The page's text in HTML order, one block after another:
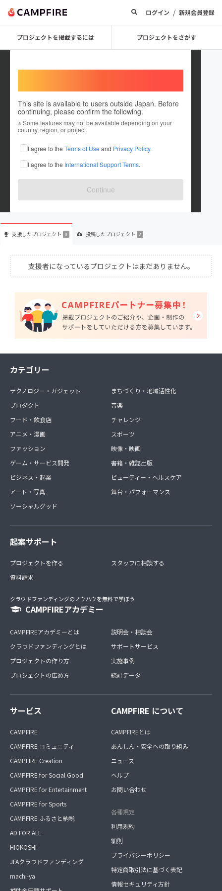
ログイン / 新規会員登録
プロジェクトを掲載するには プロジェクトをさがす
This site is available to users outside Japan. Before
continuing, please confirm the following.
※ Some features may not be available depending on your
country, region, or project.
I agree to the Terms of Use and Privacy Policy.
I agree to the International Support Terms.
Continue
hamachiku
これまでに2件のプロジェクトを投稿しています
在住国：日本 現在地：島根県
出身国：日本 出身地：島根県
島根県浜田市の水産加工会社はまちくの三代目です。
支援したプロジェクト 0 投稿したプロジェクト 2
支援者になっているプロジェクトはまだありません。
カテゴリー
テクノロジー・ガジェット
プロダクト
フード・飲食店
アニメ・漫画
ファッション
ゲーム・サービス開発
ビジネス・起業
アート・写真
ソーシャルグッド
まちづくり・地域活性化
音楽
チャレンジ
スポーツ
映像・映画
書籍・雑誌出版
ビューティー・ヘルスケア
舞台・パフォーマンス
起案サポート
プロジェクトを作る
資料請求
スタッフに相談する
クラウドファンディングのノウハウを無料で学ぼう
CAMPFIREアカデミー
CAMPFIREアカデミーとは
クラウドファンディングとは
プロジェクトの作り方
プロジェクトの広め方
説明会・相談会
サポートサービス
実施事例
統計データ
サービス
CAMPFIRE
CAMPFIRE コミュニティ
CAMPFIRE Creation
CAMPFIRE for Social Good
CAMPFIRE for Entertainment
CAMPFIRE for Sports
CAMPFIRE ふるさと納税
AD FOR ALL
HIOKOSHI
JFAクラウドファンディング
machi-ya
CAMPFIRE について
CAMPFIREとは
あんしん・安全への取り組み
ニュース
ヘルプ
お問い合わせ
各種規定
利用規約
細則
プライバシーポリシー
特定商取引法に基づく表記
情報セキュリティ方針